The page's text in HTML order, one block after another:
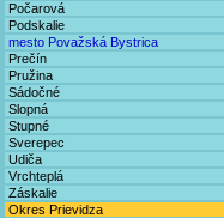
Počarová
Podskalie
mesto Považská Bystrica
Prečín
Pružina
Sádočné
Slopná
Stupné
Sverepec
Udiča
Vrchteplá
Záskalie
Okres Prievidza